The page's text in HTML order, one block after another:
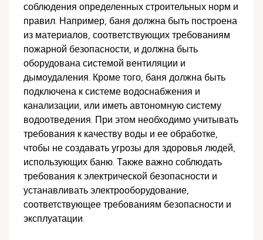
соблюдения определенных строительных норм и
правил. Например, баня должна быть построена
из материалов, соответствующих требованиям
пожарной безопасности, и должна быть
оборудована системой вентиляции и
дымоудаления. Кроме того, баня должна быть
подключена к системе водоснабжения и
канализации, или иметь автономную систему
водоотведения. При этом необходимо учитывать
требования к качеству воды и ее обработке,
чтобы не создавать угрозы для здоровья людей,
использующих баню. Также важно соблюдать
требования к электрической безопасности и
устанавливать электрооборудование,
соответствующее требованиям безопасности и
эксплуатации.